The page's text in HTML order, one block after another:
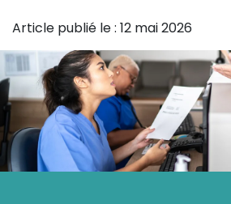
Article publié le : 12 mai 2026